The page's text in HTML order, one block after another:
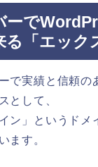
ーで
る「エック
で実績と信頼の
として、
ン」というドメ
ます。